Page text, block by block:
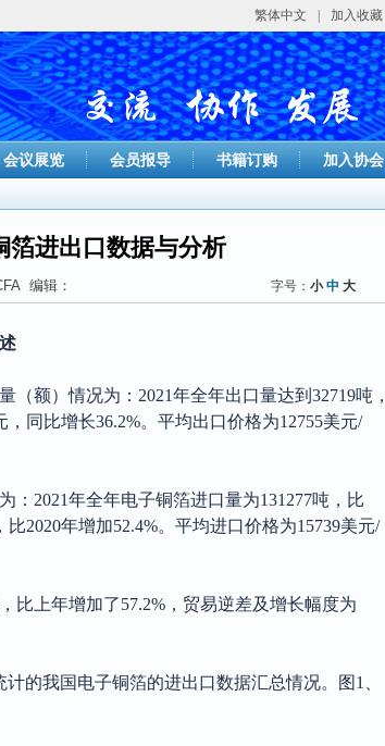
繁体中文 加入收藏
会议展览 会员报导 书籍订购 加入协会
箔进出口数据与分析
编辑： 字号： 小 中 大
（额）情况为：2021年全年出口量达到32719吨，
同比增长36.2%。平均出口价格为12755美元/
：2021年全年电子铜箔进口量为131277吨，比
2020年增加52.4%。平均进口价格为15739美元/
比上年增加了57.2%，贸易逆差及增长幅度为
的我国电子铜箔的进出口数据汇总情况。图1、